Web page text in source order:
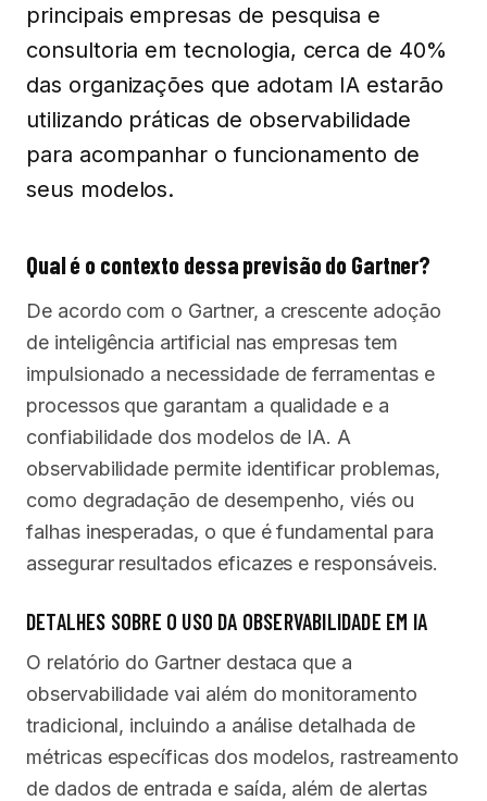
principais empresas de pesquisa e
consultoria em tecnologia, cerca de 40%
das organizações que adotam IA estarão
utilizando práticas de observabilidade
para acompanhar o funcionamento de
seus modelos.
Qual é o contexto dessa previsão do Gartner?
De acordo com o Gartner, a crescente adoção
de inteligência artificial nas empresas tem
impulsionado a necessidade de ferramentas e
processos que garantam a qualidade e a
confiabilidade dos modelos de IA. A
observabilidade permite identificar problemas,
como degradação de desempenho, viés ou
falhas inesperadas, o que é fundamental para
assegurar resultados eficazes e responsáveis.
DETALHES SOBRE O USO DA OBSERVABILIDADE EM IA
O relatório do Gartner destaca que a
observabilidade vai além do monitoramento
tradicional, incluindo a análise detalhada de
métricas específicas dos modelos, rastreamento
de dados de entrada e saída, além de alertas